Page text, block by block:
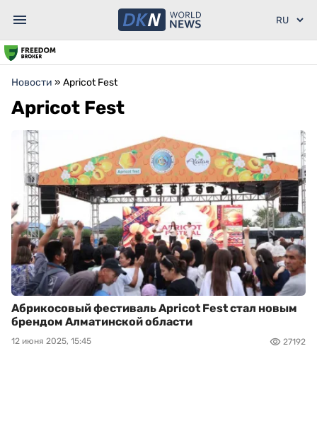
Новости » Apricot Fest
Apricot Fest
Абрикосовый фестиваль Apricot Fest стал новым
брендом Алматинской области
12 июня 2025, 15:45 27192